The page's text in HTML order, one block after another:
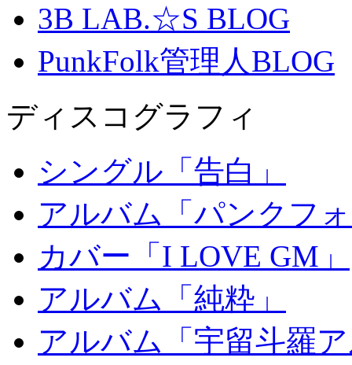
3B LAB.☆S BLOG
PunkFolk管理人BLOG
ディスコグラフィ
シングル「告白」
アルバム「パンクフ
カバー「I LOVE GM」
アルバム「純粋」
アルバム「宇留斗羅